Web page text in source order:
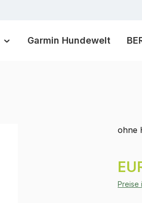
Garmin Hundewelt
ohne
Preise